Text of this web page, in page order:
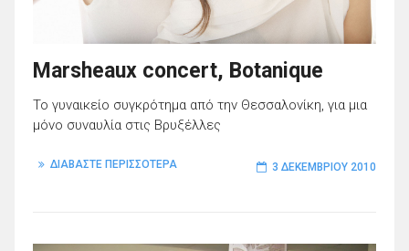
Marsheaux concert, Botanique
Το γυναικείο συγκρότημα από την Θεσσαλονίκη, για μια
μόνο συναυλία στις Βρυξέλλες
ΔΙΑΒΑΣΤΕ ΠΕΡΙΣΣΟΤΕΡΑ 3 ΔΕΚΕΜΒΡΊΟΥ 2010